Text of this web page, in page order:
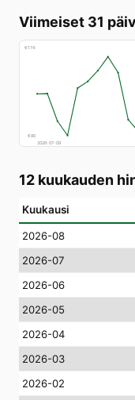
Viimeiset 31
€174
€80
2026-07-09
12 kuukauden
Kuukausi
2026-08
2026-07
2026-06
2026-05
2026-04
2026-03
2026-02